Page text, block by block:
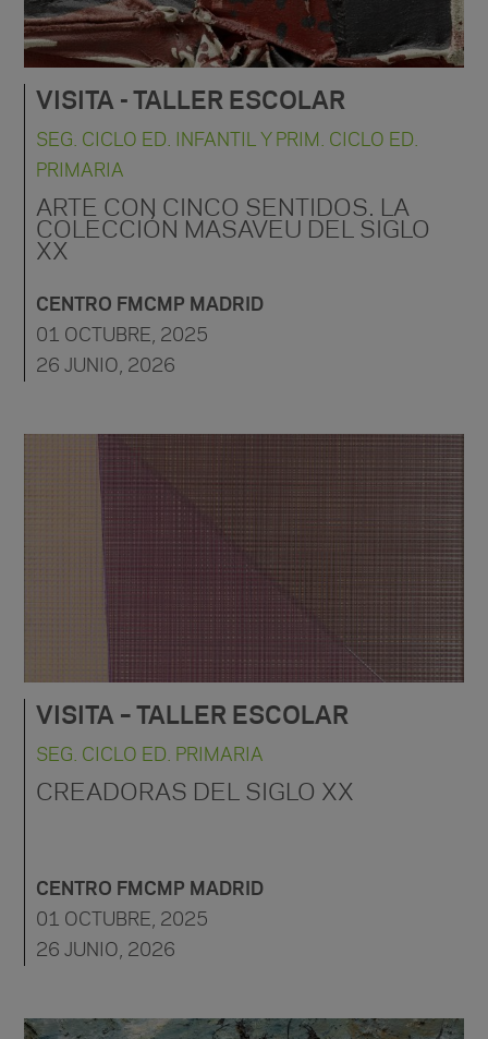
VISITA - TALLER ESCOLAR
SEG. CICLO ED. INFANTIL Y PRIM. CICLO ED.
PRIMARIA
ARTE CON CINCO SENTIDOS. LA
COLECCIÓN MASAVEU DEL SIGLO
XX
CENTRO FMCMP MADRID
01 OCTUBRE, 2025
26 JUNIO, 2026
VISITA – TALLER ESCOLAR
SEG. CICLO ED. PRIMARIA
CREADORAS DEL SIGLO XX
CENTRO FMCMP MADRID
01 OCTUBRE, 2025
26 JUNIO, 2026